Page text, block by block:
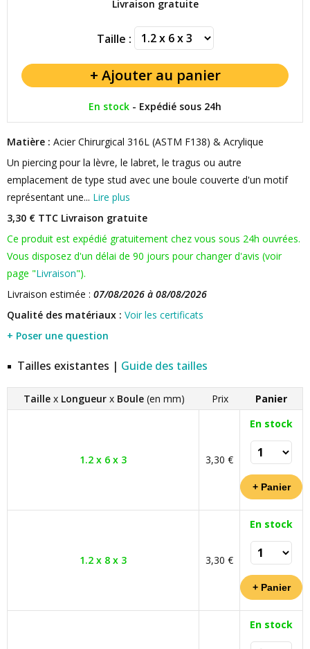
Livraison gratuite
Taille :
En stock - Expédié sous 24h
Matière : Acier Chirurgical 316L (ASTM F138) & Acrylique
Un piercing pour la lèvre, le labret, le tragus ou autre
emplacement de type stud avec une boule couverte d'un motif
représentant une... Lire plus
3,30 € TTC Livraison gratuite
Ce produit est expédié gratuitement chez vous sous 24h ouvrées.
Vous disposez d'un délai de 90 jours pour changer d'avis (voir
page "Livraison").
Livraison estimée : 07/08/2026 à 08/08/2026
Qualité des matériaux : Voir les certificats
+ Poser une question
Tailles existantes | Guide des tailles
Taillex Longueurx Boule(en mm) Prix Panier
1.2 x 6 x 3 3,30 €
En stock
1.2 x 8 x 3 3,30 €
En stock
En stock